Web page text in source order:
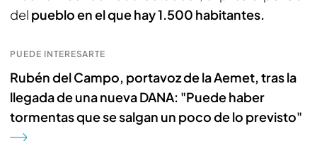
del pueblo en el que hay 1.500 habitantes.
PUEDE INTERESARTE
Rubén del Campo, portavoz de la Aemet, tras la
llegada de una nueva DANA: "Puede haber
tormentas que se salgan un poco de lo previsto"